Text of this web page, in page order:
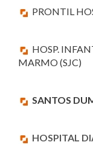
PRONTIL
HOSP.
MARMO (SJC)
SANTOS
HOSPITAL